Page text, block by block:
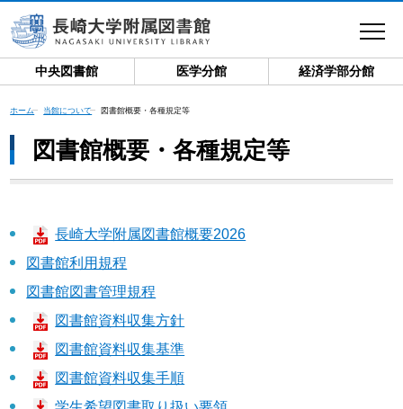
中央図書館 医学分館 経済学部分館
toggle
ホーム 当館について 図書館概要・各種規定等
図書館概要・各種規定等
長崎大学附属図書館概要2026
図書館利用規程
図書館図書管理規程
図書館資料収集方針
図書館資料収集基準
図書館資料収集手順